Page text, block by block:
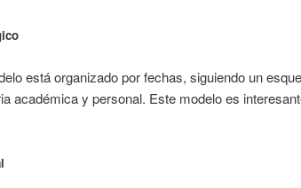
está organizado por fechas, siguiendo un
académica y personal. Este modelo es